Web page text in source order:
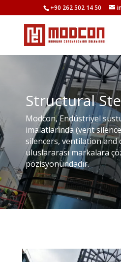
+90 262 502 14 50
Structural
Modcon, Endüstriyel
imalatlarında (vent
silencers, ventilation and
uluslararası markalara
pozisyonundadır.